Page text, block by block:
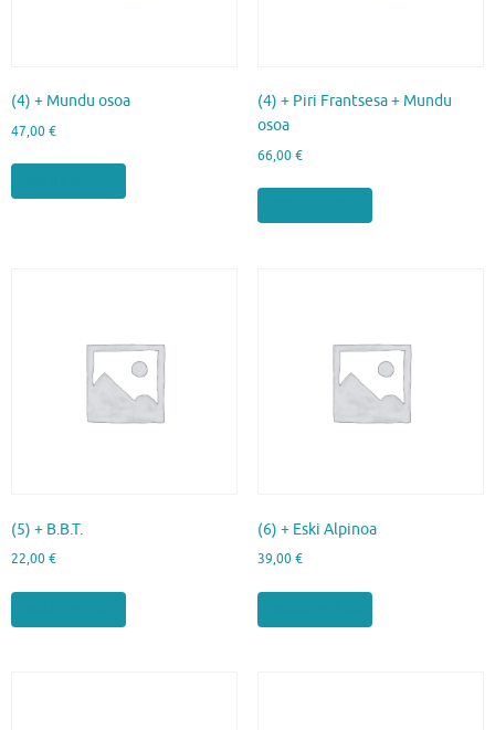
(4) + Mundu osoa
47,00 €
(4) + Piri Frantsesa + Mundu
osoa
66,00 €
(5) + B.B.T.
22,00 €
(6) + Eski Alpinoa
39,00 €